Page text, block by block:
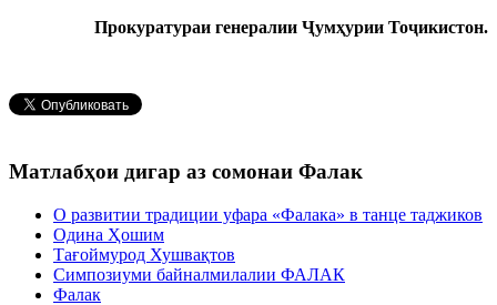
Прокуратураи генералии Ҷумҳурии Тоҷикистон.
Матлабҳои дигар аз сомонаи Фалак
О развитии традиции уфара «Фалака» в танце таджиков
Одина Ҳошим
Тағоймурод Хушвақтов
Симпозиуми байналмилалии ФАЛАК
Фалак